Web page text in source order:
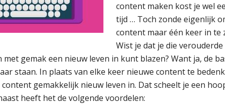
content maken kost je wel
tijd … Toch zonde eigenlijk
content maar één keer in te
Wist je dat je die
met gemak een nieuw leven in kunt blazen? Want ja, de
staan. In plaats van elke keer nieuwe content te
gemakkelijk nieuw leven in. Dat scheelt je een
heeft het de volgende voordelen: